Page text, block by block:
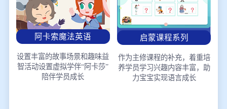
阿卡索魔法英语
设置丰富的故事场景和趣味益
智活动设置虚拟学伴“阿卡莎”
陪伴学员成长
启蒙课程系列
作为主修课程的补充，着重培
养学员学习兴趣内容丰富，助
力宝宝实现语言成长